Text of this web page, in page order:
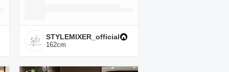
STYLEMIXER_official
162cm